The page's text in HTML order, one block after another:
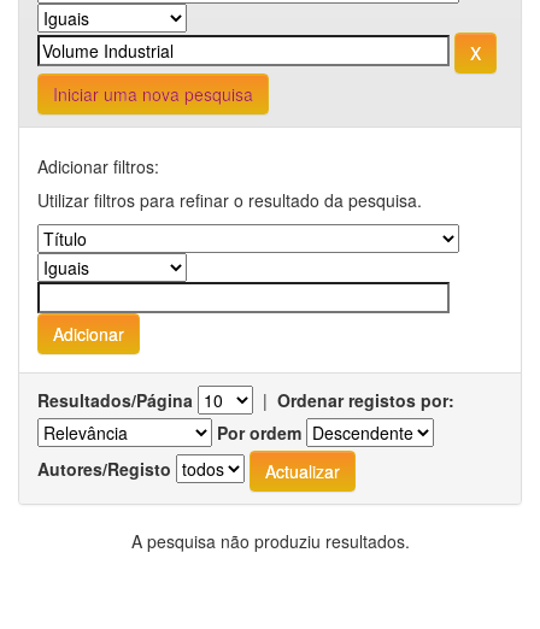
Iniciar uma nova pesquisa
Adicionar filtros:
Utilizar filtros para refinar o resultado da pesquisa.
Resultados/Página | Ordenar registos por:
Por ordem
Autores/Registo
A pesquisa não produziu resultados.